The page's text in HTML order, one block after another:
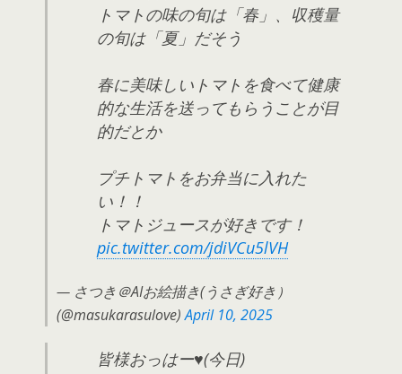
トマトの味の旬は「春」、収穫量
の旬は「夏」だそう
春に美味しいトマトを食べて健康
的な生活を送ってもらうことが目
的だとか
プチトマトをお弁当に入れた
い！！
トマトジュースが好きです！
pic.twitter.com/jdiVCu5lVH
— さつき＠AIお絵描き(うさぎ好き）
(@masukarasulove)April 10, 2025
皆様おっはー♥️(今日)